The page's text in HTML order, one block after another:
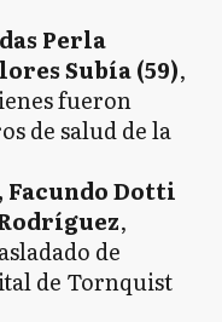
Perla
Subía (59),
fueron
de salud de la
Dotti
,
de
de Tornquist